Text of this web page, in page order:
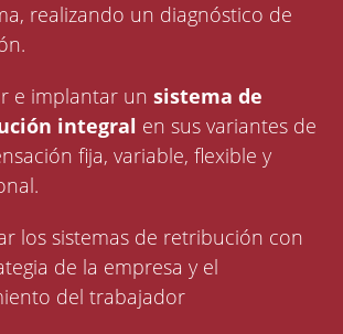
realizando un diagnóstico de
e implantar unsistema de
integral en sus variantes de
fija, variable, flexible y
los sistemas de retribución con
de la empresa y el
del trabajador